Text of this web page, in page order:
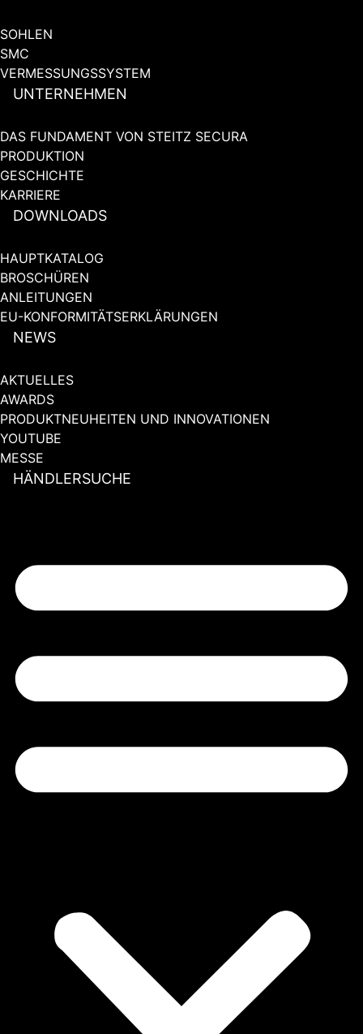
SOHLEN
SMC
VERMESSUNGSSYSTEM
UNTERNEHMEN
DAS FUNDAMENT VON STEITZ SECURA
PRODUKTION
GESCHICHTE
KARRIERE
DOWNLOADS
HAUPTKATALOG
BROSCHÜREN
ANLEITUNGEN
EU-KONFORMITÄTSERKLÄRUNGEN
NEWS
AKTUELLES
AWARDS
PRODUKTNEUHEITEN UND INNOVATIONEN
YOUTUBE
MESSE
HÄNDLERSUCHE